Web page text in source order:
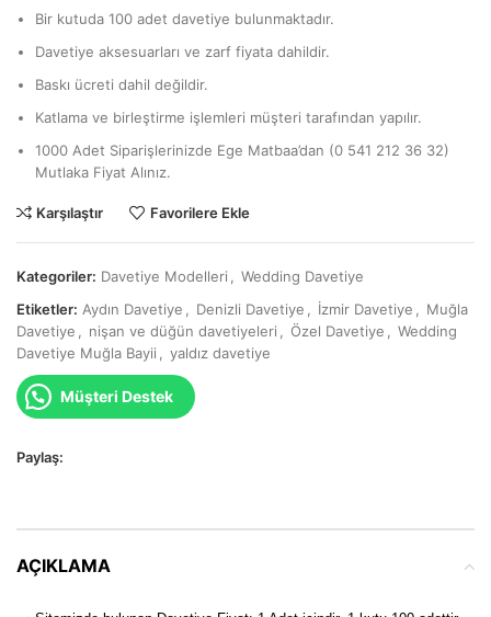
Bir kutuda 100 adet davetiye bulunmaktadır.
Davetiye aksesuarları ve zarf fiyata dahildir.
Baskı ücreti dahil değildir.
Katlama ve birleştirme işlemleri müşteri tarafından yapılır.
1000 Adet Siparişlerinizde Ege Matbaa’dan (0 541 212 36 32)
Mutlaka Fiyat Alınız.
Karşılaştır Favorilere Ekle
Kategoriler: Davetiye Modelleri
Wedding Davetiye
Etiketler: Aydın Davetiye Denizli Davetiye İzmir Davetiye
Muğla
Davetiye
nişan ve düğün davetiyeleri Özel Davetiye
Wedding
Davetiye Muğla Bayii
yaldız davetiye
Müşteri Destek
Paylaş:
AÇIKLAMA